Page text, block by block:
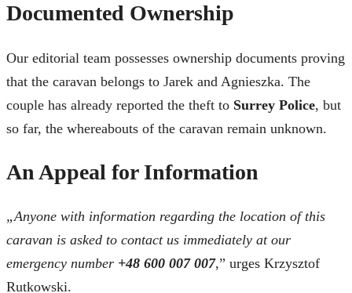
Documented Ownership
Our editorial team possesses ownership documents proving
that the caravan belongs to Jarek and Agnieszka. The
couple has already reported the theft to Surrey Police, but
so far, the whereabouts of the caravan remain unknown.
An Appeal for Information
„Anyone with information regarding the location of this
caravan is asked to contact us immediately at our
emergency number +48 600 007 007,” urges Krzysztof
Rutkowski.